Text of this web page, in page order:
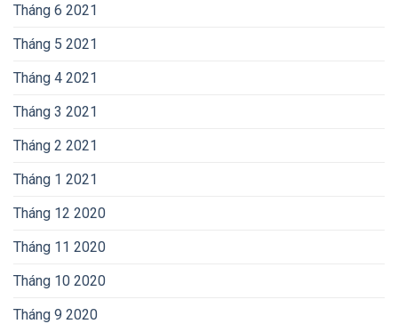
Tháng 6 2021
Tháng 5 2021
Tháng 4 2021
Tháng 3 2021
Tháng 2 2021
Tháng 1 2021
Tháng 12 2020
Tháng 11 2020
Tháng 10 2020
Tháng 9 2020